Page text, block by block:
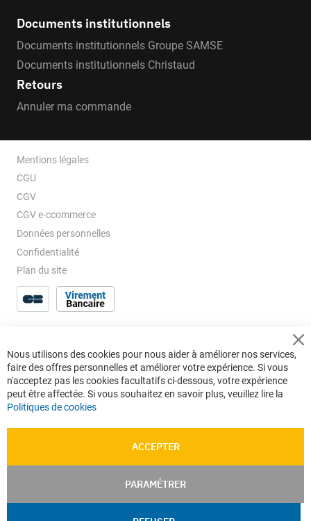
Documents institutionnels
Documents institutionnels Groupe SAMSE
Documents institutionnels Christaud
Retours
Annuler ma commande
Mentions légales
CGU
CGV
CGV e-ccommerce
Données personnelles
Confidentialité
Plan du site
Nous utilisons des cookies pour nous aider à améliorer nos services,
faire des offres personnelles et améliorer votre expérience. Si vous
n'acceptez pas les cookies facultatifs ci-dessous, votre expérience
peut être affectée. Si vous souhaitez en savoir plus, veuillez lire la
Politiques de cookies
ACCEPTER
PARAMÉTRER